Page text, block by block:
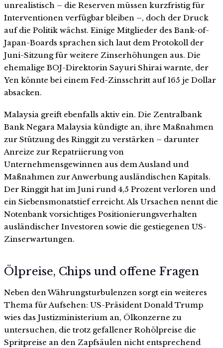
unrealistisch – die Reserven müssen kurzfristig für
Interventionen verfügbar bleiben –, doch der Druck
auf die Politik wächst. Einige Mitglieder des Bank-of-
Japan-Boards sprachen sich laut dem Protokoll der
Juni-Sitzung für weitere Zinserhöhungen aus. Die
ehemalige BOJ-Direktorin Sayuri Shirai warnte, der
Yen könnte bei einem Fed-Zinsschritt auf 165 je Dollar
absacken.
Malaysia greift ebenfalls aktiv ein. Die Zentralbank
Bank Negara Malaysia kündigte an, ihre Maßnahmen
zur Stützung des Ringgit zu verstärken – darunter
Anreize zur Repatriierung von
Unternehmensgewinnen aus dem Ausland und
Maßnahmen zur Anwerbung ausländischen Kapitals.
Der Ringgit hat im Juni rund 4,5 Prozent verloren und
ein Siebensmonatstief erreicht. Als Ursachen nennt die
Notenbank vorsichtiges Positionierungsverhalten
ausländischer Investoren sowie die gestiegenen US-
Zinserwartungen.
Ölpreise, Chips und offene Fragen
Neben den Währungsturbulenzen sorgt ein weiteres
Thema für Aufsehen: US-Präsident Donald Trump
wies das Justizministerium an, Ölkonzerne zu
untersuchen, die trotz gefallener Rohölpreise die
Spritpreise an den Zapfsäulen nicht entsprechend